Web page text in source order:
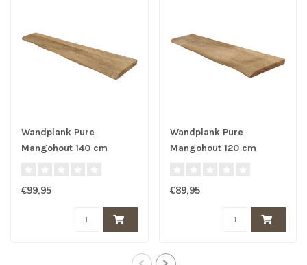
Wandplank Pure
Mangohout 140 cm
€99,95
Wandplank Pure
Mangohout 120 cm
€89,95